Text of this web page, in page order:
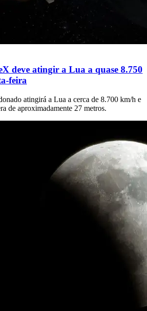
deve atingir a Lua a quase 8.750
feira
atingirá a Lua a cerca de 8.700 km/h e
de aproximadamente 27 metros.